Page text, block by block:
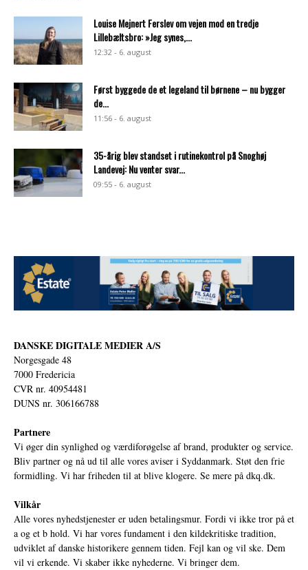
Louise Mejnert Ferslev om vejen mod en tredje
Lillebæltsbro: »Jeg synes,...
12:32 - 6. august
Først byggede de et legeland til børnene – nu bygger
de...
11:56 - 6. august
35-årig blev standset i rutinekontrol på Snoghøj
Landevej: Nu venter svar...
09:55 - 6. august
DANSKE DIGITALE MEDIER A/S
Norgesgade 48
7000 Fredericia
CVR nr. 40954481
DUNS nr. 306166788
Partnere
Vi øger din synlighed og værdiforøgelse af brand, produkter og service.
Bliv partner og nå ud til alle vores aviser i Syddanmark. Støt den frie
formidling. Vi har friheden til at blive klogere. Se mere på dkq.dk.
Vilkår
Alle vores nyhedstjenester er uden betalingsmur. Fordi vi ikke tror på et
a og et b hold. Vi har vores fundament i den kildekritiske tradition,
udviklet af danske historikere gennem tiden. Fejl kan og vil ske. Dem
vil vi erkende. Vi skaber ikke nyhederne. Vi bringer dem.